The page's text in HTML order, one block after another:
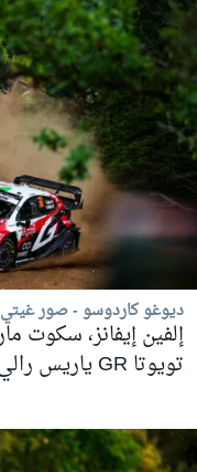
ديوغو كاردوسو - صور غيتي
تويوتا GR ياريس رالي 1